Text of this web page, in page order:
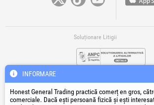
Soluționare Litigii
INFORMARE
Honest General Trading practică comerț en gros,
comerciale. Dacă ești persoană fizică și ești